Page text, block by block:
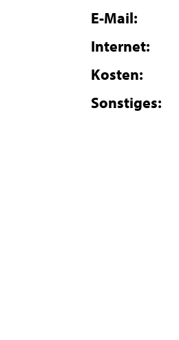
E-Mail:
Internet:
Kosten:
Sonstiges: